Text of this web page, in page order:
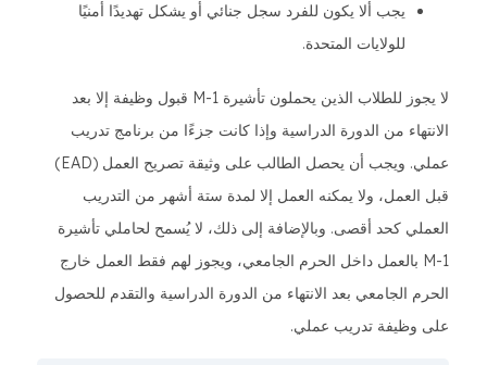
يجب ألا يكون للفرد سجل جنائي أو يشكل تهديدًا أمنيًا
للولايات المتحدة.
لا يجوز للطلاب الذين يحملون تأشيرة M-1 قبول وظيفة إلا بعد
الانتهاء من الدورة الدراسية وإذا كانت جزءًا من برنامج تدريب
عملي. ويجب أن يحصل الطالب على وثيقة تصريح العمل (EAD)
قبل العمل، ولا يمكنه العمل إلا لمدة ستة أشهر من التدريب
العملي كحد أقصى. وبالإضافة إلى ذلك، لا يُسمح لحاملي تأشيرة
M-1 بالعمل داخل الحرم الجامعي، ويجوز لهم فقط العمل خارج
الحرم الجامعي بعد الانتهاء من الدورة الدراسية والتقدم للحصول
على وظيفة تدريب عملي.